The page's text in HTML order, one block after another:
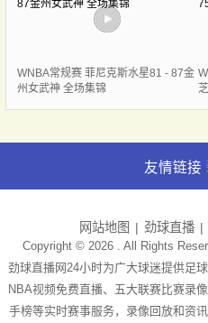
WNBA常规赛 菲尼克斯水星81 - 87金
州女武神 全场集锦
友情链接
网站地图 劲球直播
Copyright © 2026 . All Rights
劲球直播网24小时为广大球迷提供足
NBA视频免费直播、五大联赛比赛录
手榜等实时赛事服务，录像回放和资